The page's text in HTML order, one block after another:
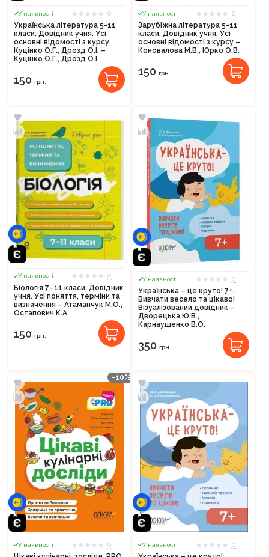
У наявності
0
Українська література 5-11
класи. Довідник учня. Усі
основні відомості з курсу.
Куцінко О.Г., Дрозд О.І. –
Куцінко О.Г., Дрозд О.І.
150 грн.
У наявності
0
Зарубіжна література 5-11
класи. Довідник учня. Усі
основні відомості з курсу –
Коновалова М.В., Юрко О.В.
150 грн.
У наявності
0
Біологія 7–11 класи. Довідник
учня. Усі поняття, терміни та
визначення – Атаманчук М.О.,
Остапович К.А.
150 грн.
У наявності
0
Українська – це круто! 7+.
Вивчати весело та цікаво!
Візуалізований довідник –
Дворецька Ю.В.,
Карнаушенко В.О.
350 грн.
-10%
У наявності
0
У наявності
0